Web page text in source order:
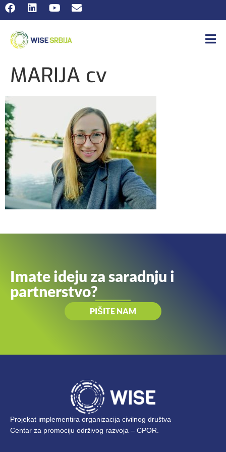
MARIJA cv
Imate ideju za saradnju i
partnerstvo?
PIŠITE NAM
Projekat implementira organizacija civilnog društva
Centar za promociju održivog razvoja – CPOR.